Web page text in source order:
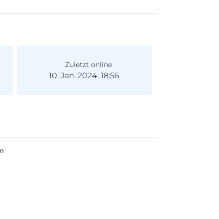
Zuletzt online
10. Jan. 2024, 18:56